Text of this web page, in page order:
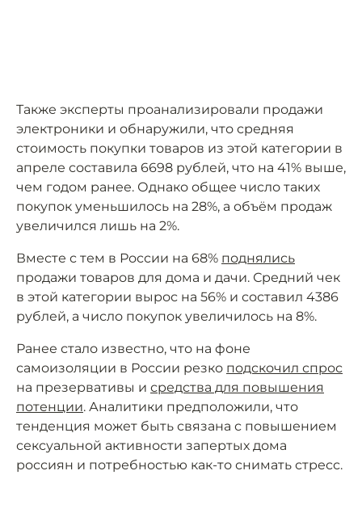
Также эксперты проанализировали продажи
электроники и обнаружили, что средняя
стоимость покупки товаров из этой категории в
апреле составила 6698 рублей, что на 41% выше,
чем годом ранее. Однако общее число таких
покупок уменьшилось на 28%, а объём продаж
увеличился лишь на 2%.
Вместе с тем в России на 68% поднялись
продажи товаров для дома и дачи. Средний чек
в этой категории вырос на 56% и составил 4386
рублей, а число покупок увеличилось на 8%.
Ранее стало известно, что на фоне
самоизоляции в России резко подскочил спрос
на презервативы и средства для повышения
потенции. Аналитики предположили, что
тенденция может быть связана с повышением
сексуальной активности запертых дома
россиян и потребностью как-то снимать стресс.